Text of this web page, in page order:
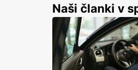
Naši članki v